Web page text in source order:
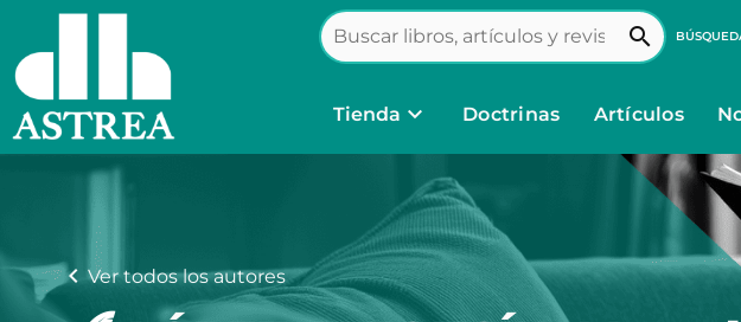
search
Tienda keyboard_arrow_down Doctrinas Artículos
chevron_leftVer todos los autores